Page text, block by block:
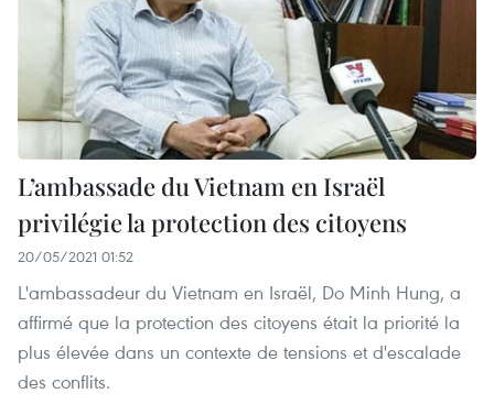
L’ambassade du Vietnam en Israël
privilégie la protection des citoyens
20/05/2021 01:52
L'ambassadeur du Vietnam en Israël, Do Minh Hung, a
affirmé que la protection des citoyens était la priorité la
plus élevée dans un contexte de tensions et d'escalade
des conflits.